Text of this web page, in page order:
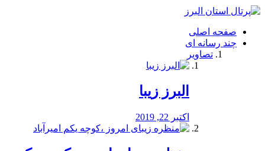
فصد
شرق
تهران
خشکشویی
صفحه اصلی
چند رسانه ای
تصاویر
البرز زیبا
اکتبر 22, 2019